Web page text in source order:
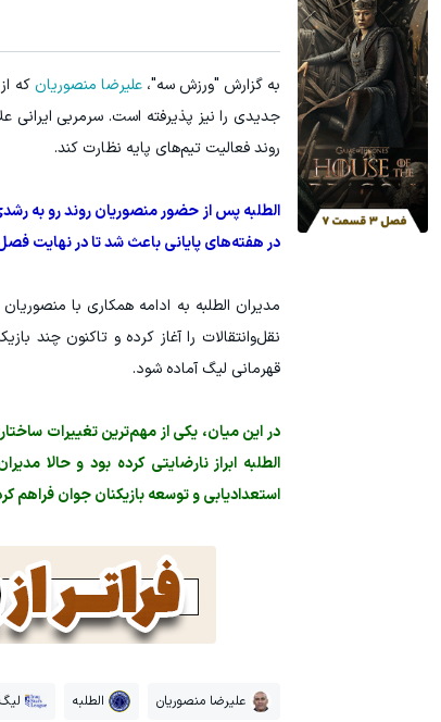
به گزارش "ورزش سه"،علیرضا منصوریانکه
جدیدی را نیز پذیرفته است. سرمربی ایرانی
روند فعالیت تیم‌های پایه نظارت کند.
الطلبه پس از حضور منصوریان روند رو به
در هفته‌های پایانی باعث شد تا در نهایت فصل
مدیران الطلبه به ادامه همکاری با
نقل‌وانتقالات را آغاز کرده و تاکنون
قهرمانی لیگ آماده شود.
در این میان، یکی از مهم‌ترین تغییرات
الطلبه ابراز نارضایتی کرده بود و حالا
استعدادیابی و توسعه بازیکنان جوان فراهم
علیرضا منصوریان الطلبه